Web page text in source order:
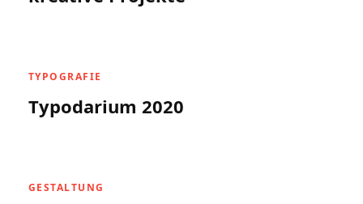
TYPOGRAFIE
Typodarium 2020
GESTALTUNG